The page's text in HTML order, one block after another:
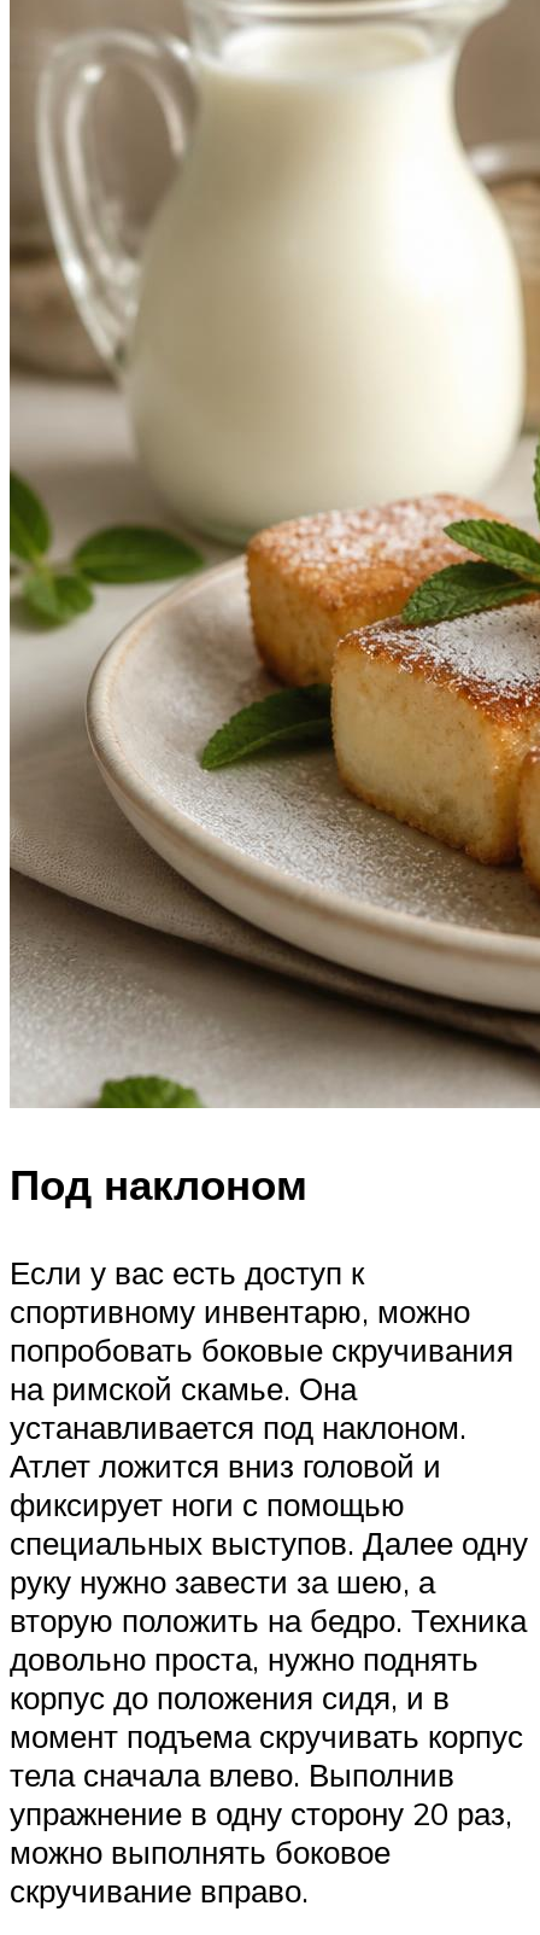
Под наклоном
Если у вас есть доступ к
спортивному инвентарю, можно
попробовать боковые скручивания
на римской скамье. Она
устанавливается под наклоном.
Атлет ложится вниз головой и
фиксирует ноги с помощью
специальных выступов. Далее одну
руку нужно завести за шею, а
вторую положить на бедро. Техника
довольно проста, нужно поднять
корпус до положения сидя, и в
момент подъема скручивать корпус
тела сначала влево. Выполнив
упражнение в одну сторону 20 раз,
можно выполнять боковое
скручивание вправо.